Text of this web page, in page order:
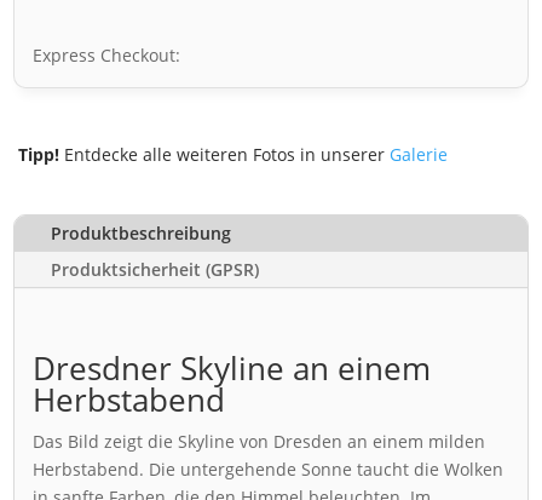
Express Checkout:
Tipp! Entdecke alle weiteren Fotos in unserer Galerie
Produktbeschreibung
Produktsicherheit (GPSR)
Dresdner Skyline an einem
Herbstabend
Das Bild zeigt die Skyline von Dresden an einem milden
Herbstabend. Die untergehende Sonne taucht die Wolken